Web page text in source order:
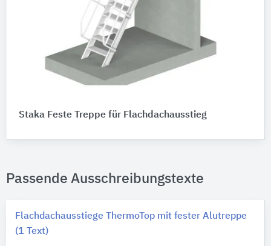
Staka Feste Treppe für Flachdachausstieg
Passende Ausschreibungstexte
Flachdachausstiege ThermoTop mit fester Alutreppe
(1 Text)